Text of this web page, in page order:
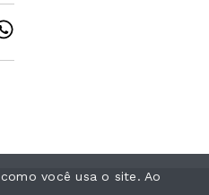
você usa o site. Ao